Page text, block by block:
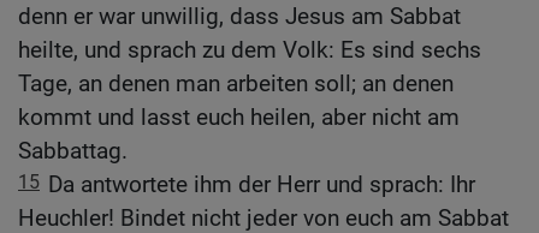
denn er war unwillig, dass Jesus am Sabbat
heilte, und sprach zu dem Volk: Es sind sechs
Tage, an denen man arbeiten soll; an denen
kommt und lasst euch heilen, aber nicht am
Sabbattag.
15 Da antwortete ihm der Herr und sprach: Ihr
Heuchler! Bindet nicht jeder von euch am Sabbat